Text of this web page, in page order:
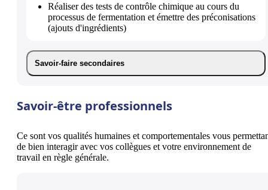
Réaliser des tests de contrôle chimique au cours du
processus de fermentation et émettre des préconisations
(ajouts d'ingrédients)
Savoir-faire secondaires
Savoir-être professionnels
Ce sont vos qualités humaines et comportementales vous
de bien interagir avec vos collègues et votre environnement de
travail en règle générale.